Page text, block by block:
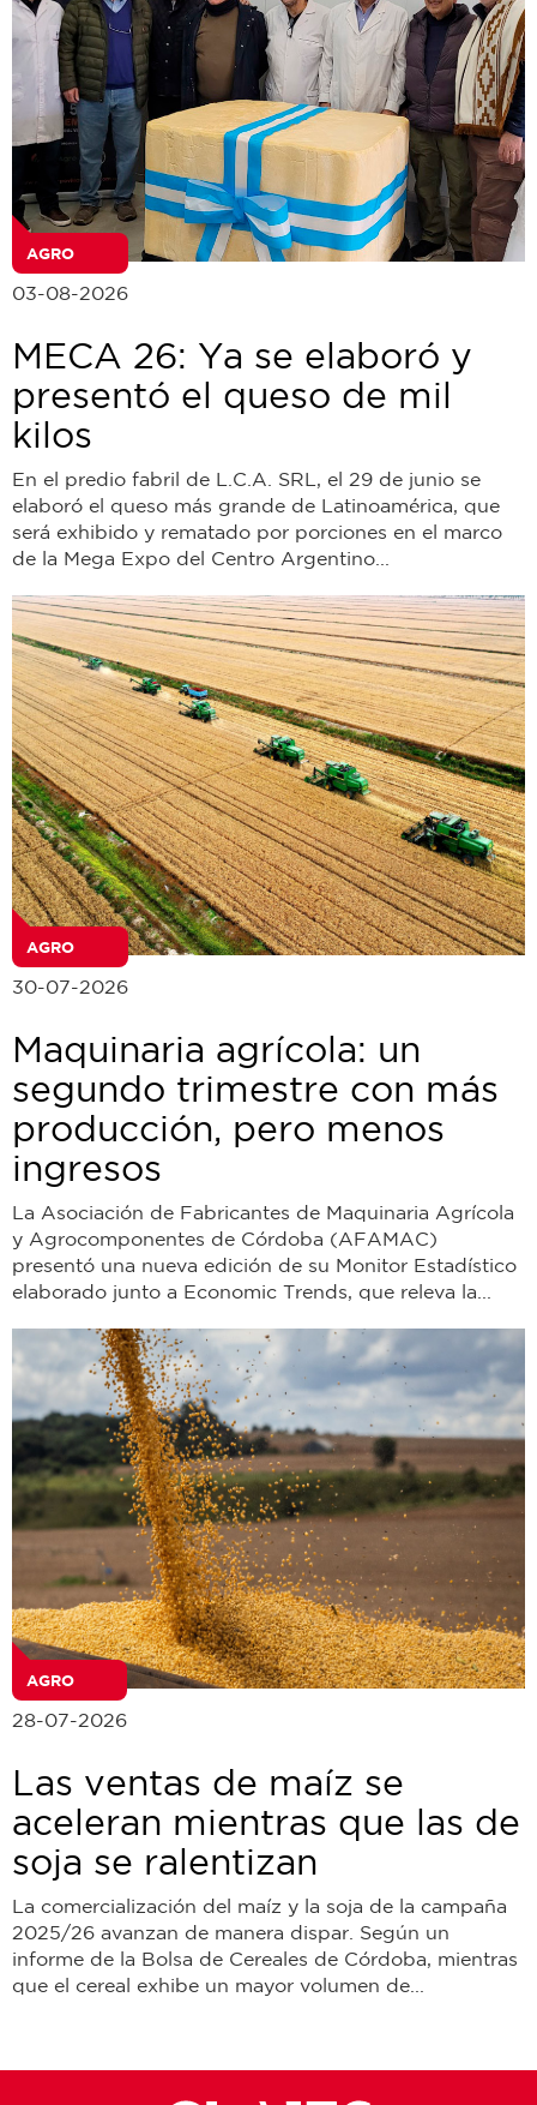
AGRO
03-08-2026
MECA 26: Ya se elaboró y
presentó el queso de mil
kilos
En el predio fabril de L.C.A. SRL, el 29 de junio se
elaboró el queso más grande de Latinoamérica, que
será exhibido y rematado por porciones en el marco
de la Mega Expo del Centro Argentino...
AGRO
30-07-2026
Maquinaria agrícola: un
segundo trimestre con más
producción, pero menos
ingresos
La Asociación de Fabricantes de Maquinaria Agrícola
y Agrocomponentes de Córdoba (AFAMAC)
presentó una nueva edición de su Monitor Estadístico
elaborado junto a Economic Trends, que releva la...
AGRO
28-07-2026
Las ventas de maíz se
aceleran mientras que las de
soja se ralentizan
La comercialización del maíz y la soja de la campaña
2025/26 avanzan de manera dispar. Según un
informe de la Bolsa de Cereales de Córdoba, mientras
que el cereal exhibe un mayor volumen de...